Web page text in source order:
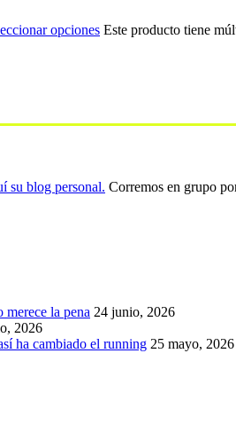
opciones Este producto tiene
su blog personal. Corremos en grupo
la pena 24 junio, 2026
2026
ha cambiado el running 25 mayo, 2026